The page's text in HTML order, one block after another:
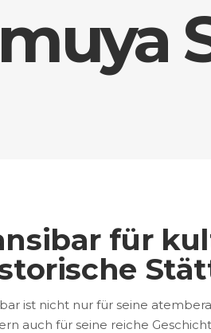
für
ist nicht nur für seine
auch für seine reiche